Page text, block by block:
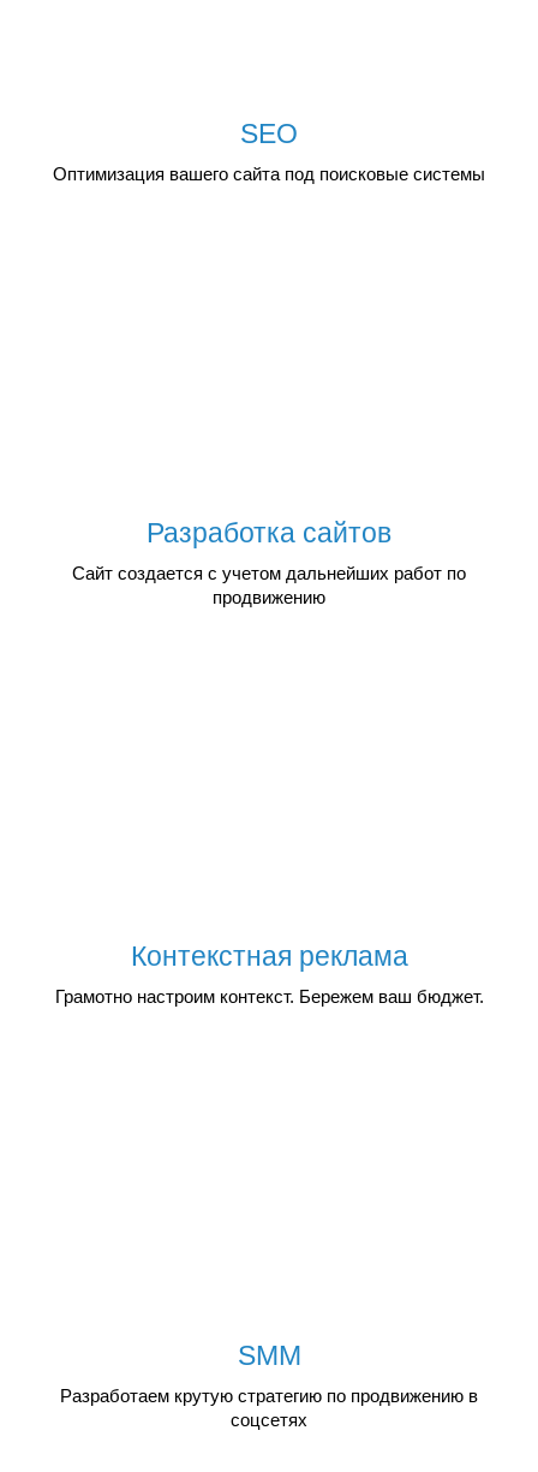
SEO
Оптимизация вашего сайта под поисковые системы
Разработка сайтов
Сайт создается с учетом дальнейших работ по
продвижению
Контекстная реклама
Грамотно настроим контекст. Бережем ваш бюджет.
SMM
Разработаем крутую стратегию по продвижению в
соцсетях